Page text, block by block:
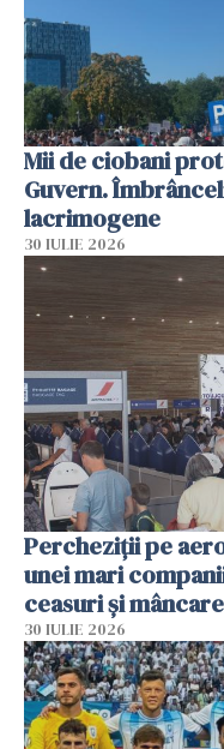
Mii de ciobani
Guvern.
lacrimogene
30 IULIE 2026
Percheziții pe
unei mari
ceasuri și
30 IULIE 2026